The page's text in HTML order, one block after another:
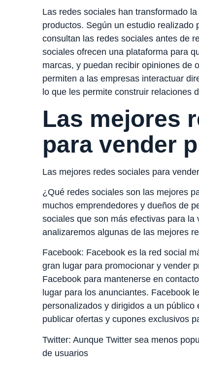
Las redes sociales han transformado
productos. Según un estudio
consultan las redes sociales antes de
sociales ofrecen una plataforma para
marcas, y puedan recibir opiniones de
permiten a las empresas interactuar
lo que les permite construir relaciones
Las mejores
para vender
Las mejores redes sociales para
¿Qué redes sociales son las mejores
muchos emprendedores y dueños de
sociales que son más efectivas para
analizaremos algunas de las mejores
Facebook: Facebook es la red social
gran lugar para promocionar y vender
Facebook para mantenerse en
lugar para los anunciantes. Facebook
personalizados y dirigidos a un
publicar ofertas y cupones exclusivos
Twitter: Aunque Twitter sea menos
de usuarios